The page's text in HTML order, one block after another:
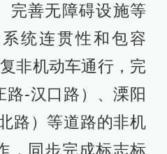
完善无障碍设施等
统连贯性和包容
非机动车通行，完
路-汉口路）、溧阳
路）等道路的非机
，同步完成标志标